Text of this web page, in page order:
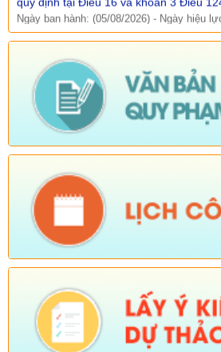
Tên:(Mời dự Hội nghị Báo cáo viên cấp
Ngày ban hành: (05/08/2026)
Tên:(V/v triển khai thực hiện Nghị định
Nghị định số 266/2026/NĐ-CP của
chống lãng phí.)
Ngày ban hành: (05/08/2026) -Ngày hiệu
Tên:(KẾ HOẠCH Công tác phổ biến,
tháng cuối năm 2026 trên địa bàn xã Sì
Ngày ban hành: (05/08/2026)
Số: Số: 1721/KH-UBND
Tên:(KẾ HOẠCH Tổ chức Hội nghị tổng
2026, triển khai nhiệm vụ năm học
Ngày ban hành: (04/08/2026) -Ngày hiệu
Số:Số: 1805/KH-UBND
Tên: (KẾ HOẠCH Thực hiện cao điểm
và hỗ trợ Nhân dân thu nhận, kích
điện tử mức độ 2, tích hợp sổ sức